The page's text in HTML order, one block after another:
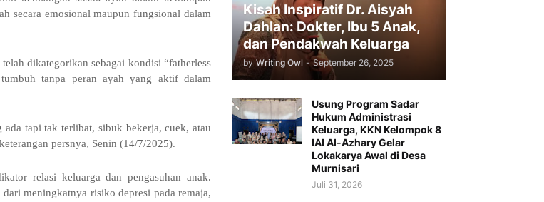
secara emosional maupun fungsional dalam
dikategorikan sebagai kondisi “fatherless
tanpa peran ayah yang aktif dalam
tapi tak terlibat, sibuk bekerja, cuek, atau
persnya, Senin (14/7/2025).
relasi keluarga dan pengasuhan anak.
meningkatnya risiko depresi pada remaja,
Kisah Inspiratif Dr. Aisyah
Dahlan: Dokter, Ibu 5 Anak,
dan Pendakwah Keluarga
by Writing Owl - September 26, 2025
Usung Program Sadar
Hukum Administrasi
Keluarga, KKN Kelompok 8
IAI Al-Azhary Gelar
Lokakarya Awal di Desa
Murnisari
Juli 31, 2026